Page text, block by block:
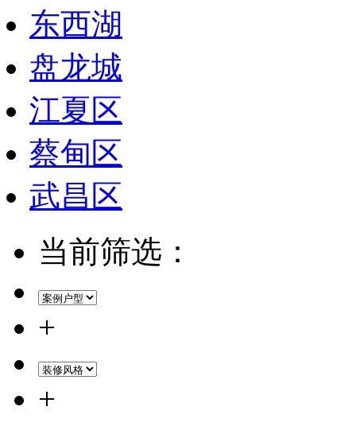
东西湖
盘龙城
江夏区
蔡甸区
武昌区
当前筛选：
+
+